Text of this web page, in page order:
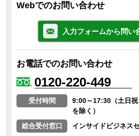
Webでのお問い合わせ
入力フォームから問い
お電話でのお問い合わせ
0120-220-449
受付時間
9:00～17:30（土日
を除く）
総合受付窓口
インサイドビジネス